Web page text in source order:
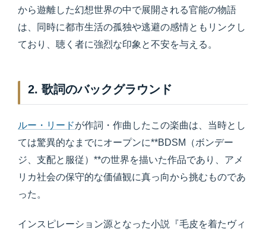
から遊離した幻想世界の中で展開される官能の物語
は、同時に都市生活の孤独や逃避の感情ともリンクし
ており、聴く者に強烈な印象と不安を与える。
2. 歌詞のバックグラウンド
ルー・リードが作詞・作曲したこの楽曲は、当時とし
ては驚異的なまでにオープンに**BDSM（ボンデー
ジ、支配と服従）**の世界を描いた作品であり、アメ
リカ社会の保守的な価値観に真っ向から挑むものであ
った。
インスピレーション源となった小説『毛皮を着たヴィ